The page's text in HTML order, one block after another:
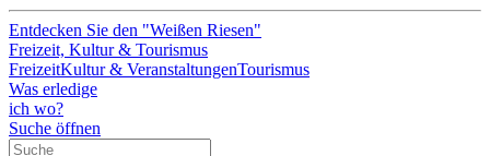
Entdecken Sie den "Weißen Riesen"
Freizeit, Kultur & Tourismus
FreizeitKultur & VeranstaltungenTourismus
Was erledige
ich wo?
Suche öffnen